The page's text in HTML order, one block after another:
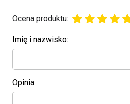
Ocena produktu:
Imię i nazwisko:
Opinia: